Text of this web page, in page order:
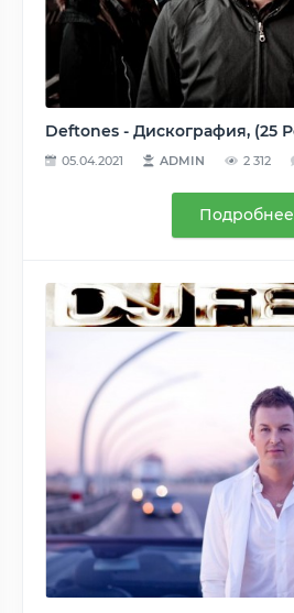
05.04.2021 ADMIN 2 312
Подробнее